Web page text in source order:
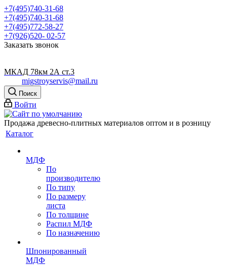
+7(495)740-31-68
+7(495)740-31-68
+7(495)772-58-27
+7(926)520- 02-57
Заказать звонок
МКАД 78км 2А ст.3
migstroyservis@mail.ru
Поиск
Войти
Продажа древесно-плитных материалов оптом и в розницу
Каталог
МДФ
По
производителю
По типу
По размеру
листа
По толщине
Распил МДФ
По назначению
Шпонированный
МДФ